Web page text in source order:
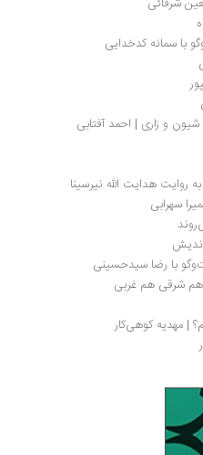
کدخدایی
زاری | احمد آفتابی
هدایت الله نیرسینا
رضا سیدحسینی
هم غربی
کوهی‌کار